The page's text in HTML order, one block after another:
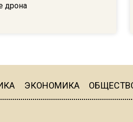
дрона
ЭКОНОМИКА